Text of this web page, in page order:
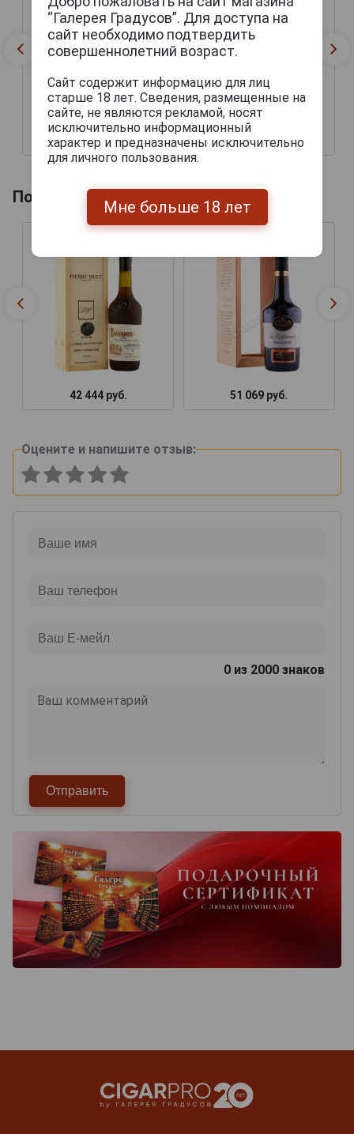
42 444 руб. 51 069 руб.
Похожие товары по году производства
42 444 руб. 51 069 руб.
Оцените и напишите отзыв:
0 из 2000 знаков
“Галерея Градусов”. Для доступа на
сайт необходимо подтвердить
совершеннолетний возраст.
Сайт содержит информацию для лиц
старше 18 лет. Сведения, размещенные на
сайте, не являются рекламой, носят
исключительно информационный
характер и предназначены исключительно
для личного пользования.
Мне больше 18 лет